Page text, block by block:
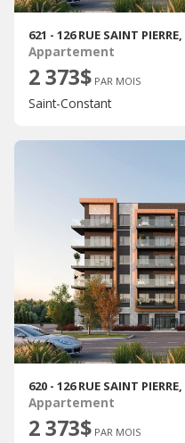
621 - 126 RUE SAINT
Appartement
2 373$ PAR MOIS
Saint-Constant
620 - 126 RUE SAINT
Appartement
2 373$ PAR MOIS